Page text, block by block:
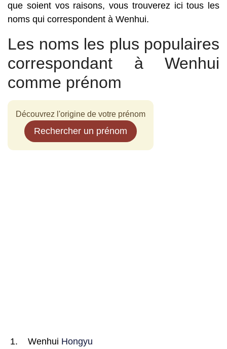
que soient vos raisons, vous trouverez ici tous les
noms qui correspondent à Wenhui.
Les noms les plus populaires
correspondant à Wenhui
comme prénom
Découvrez l'origine de votre prénom
Rechercher un prénom
Wenhui Hongyu